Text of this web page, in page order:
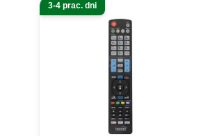
3-4 prac. dni